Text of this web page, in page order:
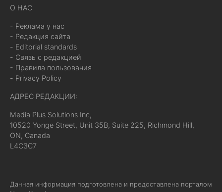
О НАС
- Реклама у нас
- Редакция сайта
- Editorial standards
- Связь с редакцией
- Правила пользования
- Privacy Policy
АДРЕС РЕДАКЦИИ:
Media Plus Solutions Inc,
10520 Yonge Street, Unit 35B, Suite 225, Richmond Hill,
ON, Canada
L4C3C7
Данная информация подготовлена и предоставлена порталом